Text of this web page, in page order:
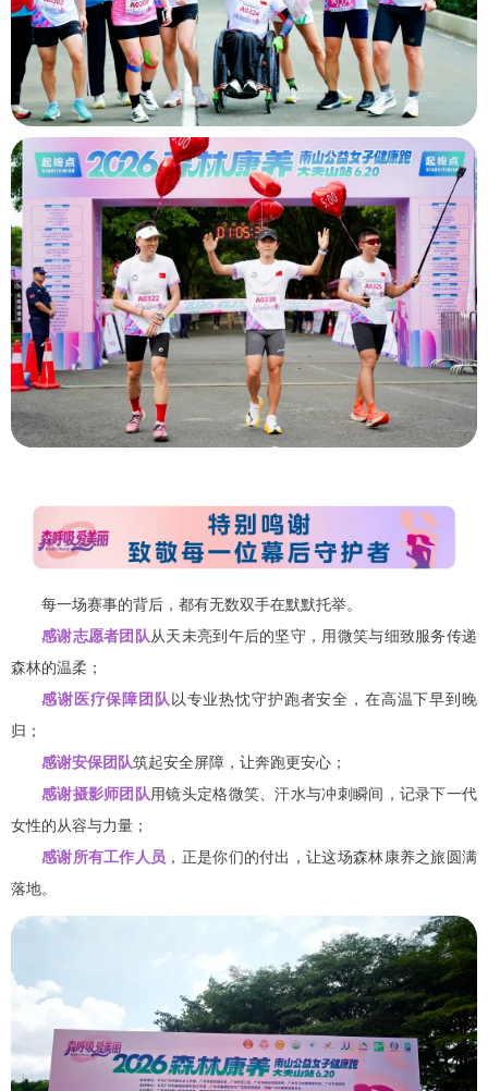
每一场赛事的背后，都有无数双手在默默托举。
感谢志愿者团队 从天未亮到午后的坚守，用微笑与细致服务传递
森林的温柔；
感谢医疗保障团队 以专业热忱守护跑者安全，在高温下早到晚
归；
感谢安保团队筑起安全屏障，让奔跑更安心；
感谢摄影师团队 用镜头定格微笑、汗水与冲刺瞬间，记录下一代
女性的从容与力量；
感谢所有工作人员 ，正是你们的付出，让这场森林康养之旅圆满
落地。